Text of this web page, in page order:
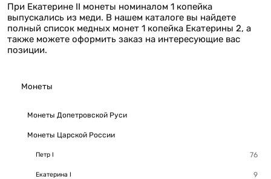
Монеты
Монеты Допетровской Руси
Монеты Царской России
Петр I
Екатерина I
При Екатерине II монеты номиналом 1 копейка
выпускались из меди. В нашем каталоге вы найдете
полный список медных монет 1 копейка Екатерины 2, а
также можете оформить заказ на интересующие вас
позиции.